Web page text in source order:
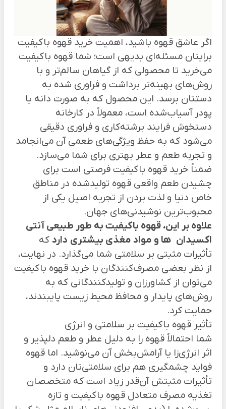
اگر عاشق قهوه باشید، اهمیت خرید قهوه باکیفیت
برایتان مسئله‌ای بدیهی است؛ شما قهوه باکیفیت
می‌خرید تا محصولی که از گیاهان سالم‌تر و با
روش‌های بهینه‌تر برداشت و فراوری شده به
دستتان برسد. این محصول که به صورت دانه یا
پودر آسیاب‌شده است، معمولاً در کارخانه
دستخوش فرایند برشته‌کاری و فراوری دقیقی
می‌شود که به حفظ ویژگی‌های طعمی آن می‌انجامد
و تجربه طعم و عطر بهتری برای شما می‌سازد.
ضمناً خرید قهوه باکیفیت فرصتی است برای
چشیدن طعم واقعی قهوه تولیدشده در مناطق
خاص دنیا و لذت بردن از تجربه اصیل یکی از
محبوب‌ترین نوشیدنی‌های جهان.
علاوه بر این، قهوه باکیفیت به طور طبیعی آنتی
اکسیدان ها و مواد مغذی بیشتری دارد که
تأثیرات مثبتی بر سلامتی شما می‌گذارد. در نهایت،
از نظر بعضی مصرف‌کنندگان با خرید قهوه باکیفیت
می‌توان از کشاورزان و تولیدکنندگانی که به
روش‌های پایدار و محافظ محیط زیست پایبندند،
حمایت کرد.
تأثیر قهوه باکیفیت بر سلامتی و انرژی
شما احتمالاً قهوه را به دلیل عطر و طعم دلپذیر و
اثر انرژی‌زا یا آرامش‌بخش آن می‌نوشید. اما قهوه
فواید چشمگیری هم برای سلامتی‌تان دارد و
تأثیرات مثبتش آن‌قدر زیاد است که متخصصان
تغذیه مصرف متعادل قهوه باکیفیت و تازه